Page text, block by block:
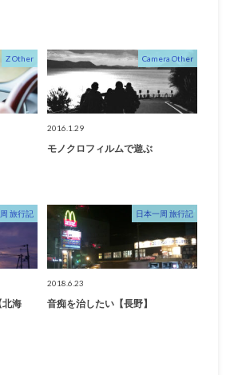
Z Other Camera Other
2016.1.29
モノクロフィルムで遊ぶ
旅行記
北海
日本一周 旅行記
2018.6.23
音痴を治したい【長野】